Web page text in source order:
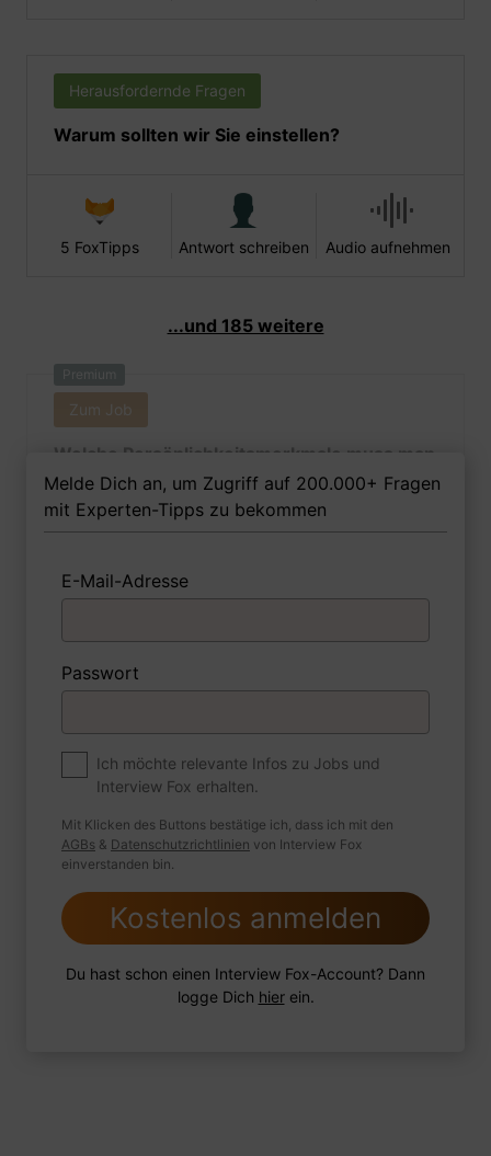
Herausfordernde Fragen
Warum sollten wir Sie einstellen?
5 FoxTipps Antwort schreiben Audio aufnehmen
...und 185 weitere
Premium
Zum Job
Welche Persönlichkeitsmerkmale muss man
als Literaturwissenschaftlerin Ihrer Meinung
nach besitzen, um in dem Job erfolgreich zu
sein?
1 FoxTipp Antwort schreiben Audio aufnehmen
Wie sind Sie mit einer Situation
umgegangen, in der Sie einen
leistungsschwachen Mitarbeiter hatten?
Melde Dich an, um Zugriff auf 200.000+ Fragen
mit Experten-Tipps zu bekommen
E-Mail-Adresse
Passwort
Ich möchte relevante Infos zu Jobs und
Interview Fox erhalten.
Mit Klicken des Buttons bestätige ich, dass ich mit den
AGBs & Datenschutzrichtlinien von Interview Fox
einverstanden bin.
Kostenlos anmelden
Du hast schon einen Interview Fox-Account? Dann
logge Dich hierein.